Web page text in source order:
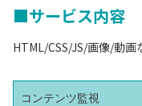
■サービス内容
HTML/CSS/JS/画像/動画
コンテンツ監視